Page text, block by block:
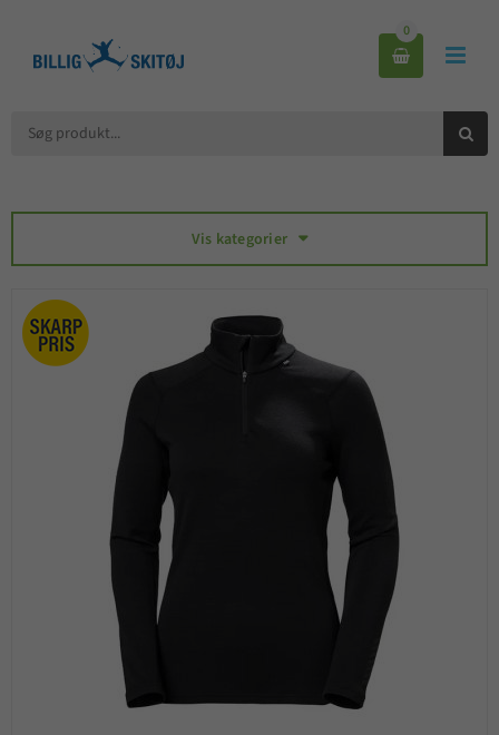


0

Vis kategorier 